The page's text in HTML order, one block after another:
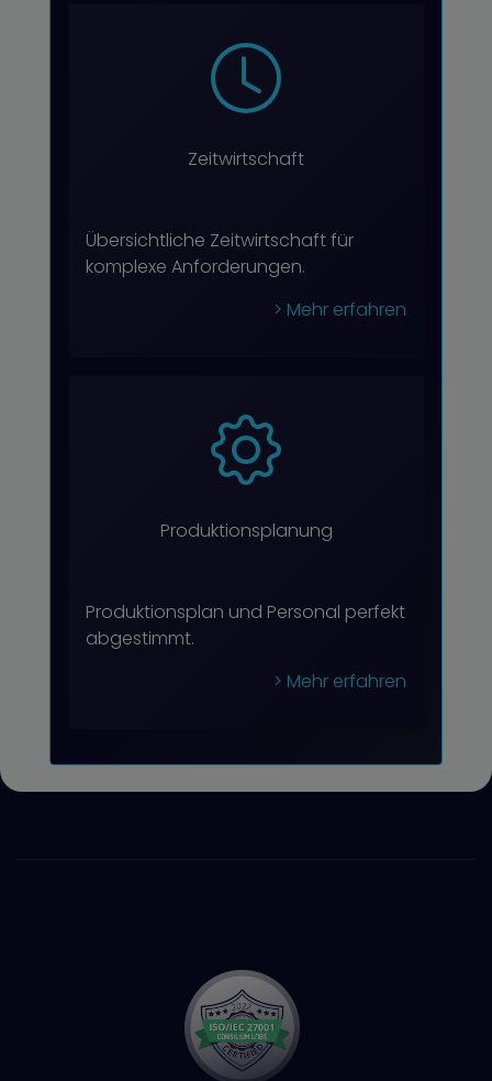
Zeitwirtschaft
Übersichtliche Zeitwirtschaft für
komplexe Anforderungen.
> Mehr erfahren
Produktionsplanung
Produktionsplan und Personal perfekt
abgestimmt.
> Mehr erfahren